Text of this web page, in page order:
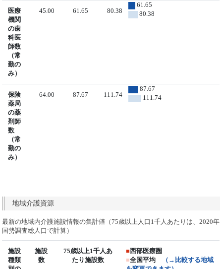
医療
機関
の歯
科医
師数
（常
勤の
み）
45.00 61.65 80.38
61.65
80.38
保険
薬局
の薬
剤師
数
（常
勤の
み）
64.00 87.67 111.74
87.67
111.74
地域介護資源
最新の地域内介護施設情報の集計値（75歳以上人口1千人あたりは、2020年
国勢調査総人口で計算）
施設
種類
施設
数
75歳以上1千人あ
たり施設数
■西部医療圏
■全国平均
（→比較する地域